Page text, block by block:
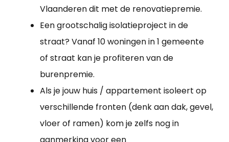
Vlaanderen dit met de renovatiepremie.
Een grootschalig isolatieproject in de
straat? Vanaf 10 woningen in 1 gemeente
of straat kan je profiteren van de
burenpremie.
Als je jouw huis / appartement isoleert op
verschillende fronten (denk aan dak, gevel,
vloer of ramen) kom je zelfs nog in